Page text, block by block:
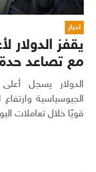
اخبار
مع تصاعد
الجيوسياسية
قويًا خلال تعاملات